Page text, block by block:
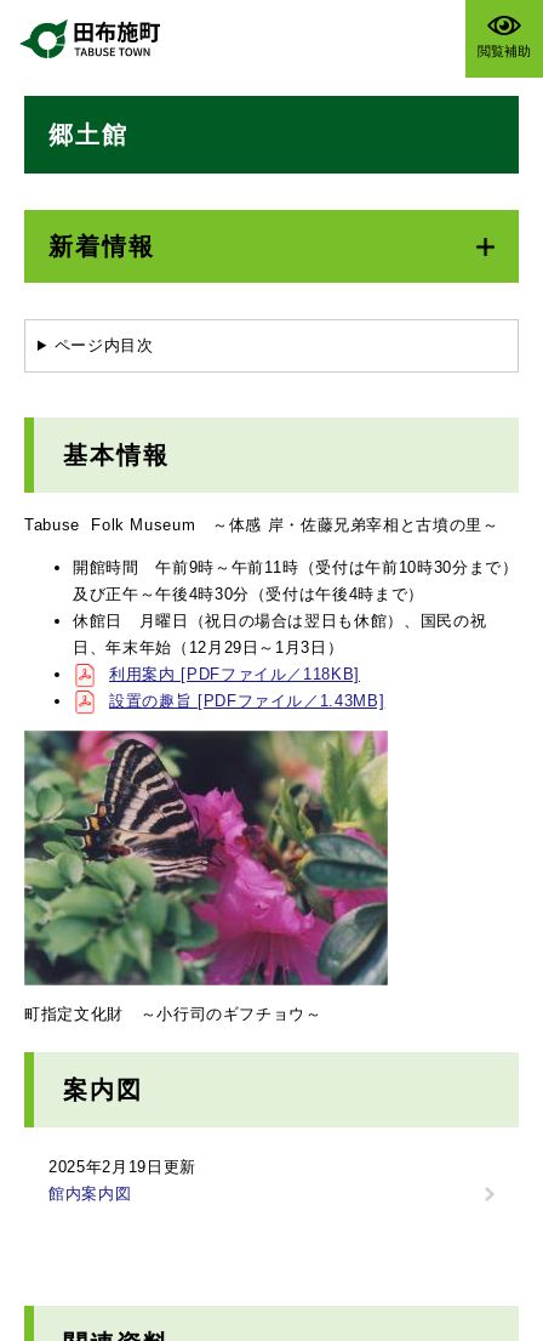
閲覧補助
郷土館
新着情報
ページ内目次
基本情報
Tabuse Folk Museum ～体感 岸・佐藤兄弟宰相と古墳の里～
開館時間 午前9時～午前11時（受付は午前10時30分まで）
及び正午～午後4時30分（受付は午後4時まで）
休館日 月曜日（祝日の場合は翌日も休館）、国民の祝
日、年末年始（12月29日～1月3日）
利用案内 [PDFファイル／118KB]
設置の趣旨 [PDFファイル／1.43MB]
町指定文化財 ～小行司のギフチョウ～
案内図
2025年2月19日更新
館内案内図